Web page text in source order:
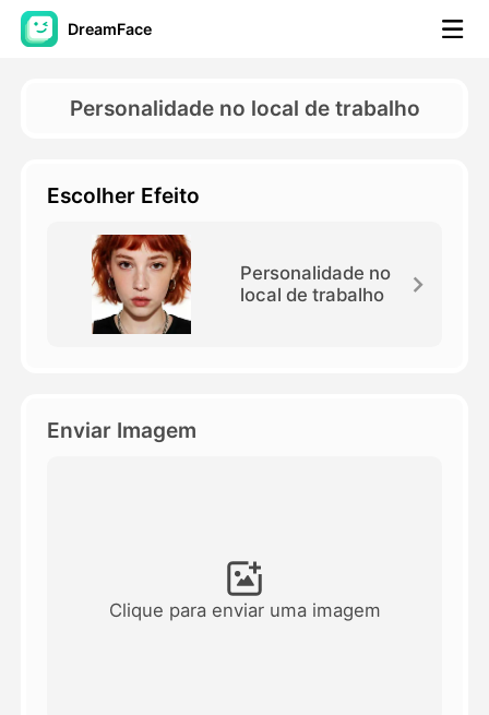
DreamFace
Ferramentas de IA
AI Video
Outras Ferramentas
Personalidade no local de trabalho
Escolher Efeito
Personalidade no
local de trabalho
Enviar Imagem
Clique para enviar uma imagem